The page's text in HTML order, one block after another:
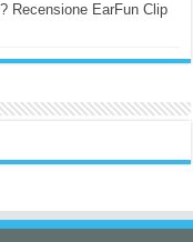
Recensione EarFun Clip